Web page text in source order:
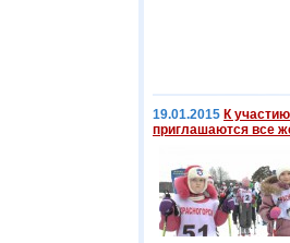
19.01.2015 К
приглашаются все